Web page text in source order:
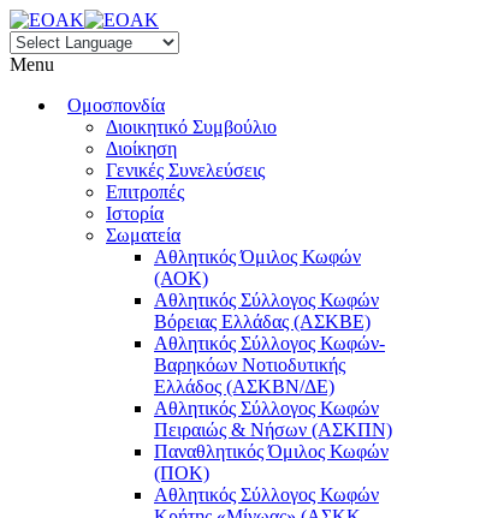
Menu
Ομοσπονδία
Διοικητικό Συμβούλιο
Διοίκηση
Γενικές Συνελεύσεις
Επιτροπές
Ιστορία
Σωματεία
Αθλητικός Όμιλος Κωφών
(ΑΟΚ)
Αθλητικός Σύλλογος Κωφών
Βόρειας Ελλάδας (ΑΣΚΒΕ)
Αθλητικός Σύλλογος Κωφών-
Βαρηκόων Νοτιοδυτικής
Ελλάδος (ΑΣΚΒΝ/ΔΕ)
Αθλητικός Σύλλογος Κωφών
Πειραιώς & Νήσων (ΑΣΚΠΝ)
Παναθλητικός Όμιλος Κωφών
(ΠΟΚ)
Αθλητικός Σύλλογος Κωφών